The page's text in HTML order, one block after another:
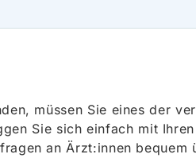
müssen Sie eines der
Sie sich einfach mit
an Ärzt:innen